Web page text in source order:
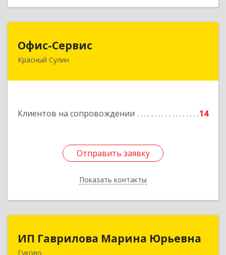
Офис-Сервис
Красный Сулин
Клиентов на сопровождении 14
Отправить заявку
Показать контакты
346350, Ростовская обл, р-н Красносулинский,
Отправить заявку
Назад
ИП Гаврилова Марина Юрьевна
Гуково